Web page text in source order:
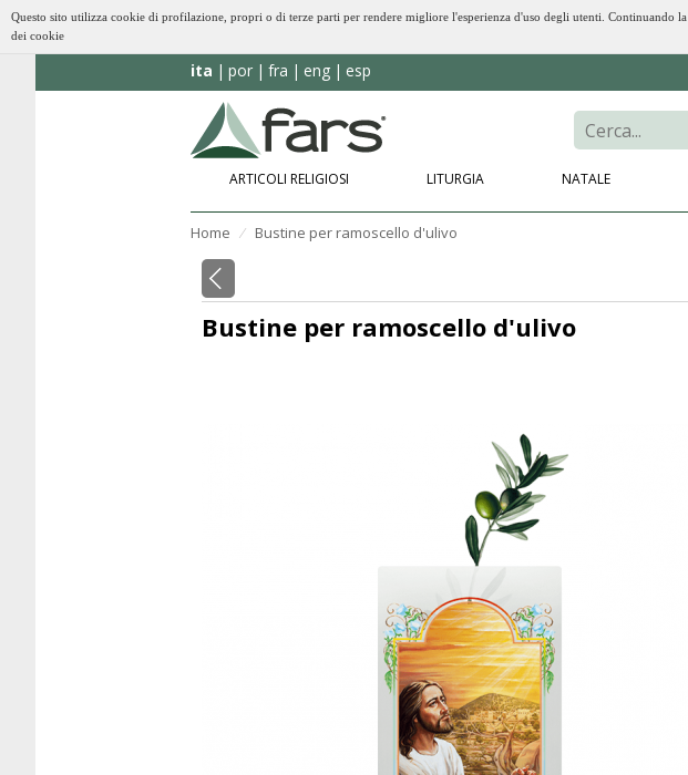
Questo sito utilizza cookie di profilazione, propri o di terze parti per rendere migliore l'esperienza d'uso degli utenti. Continuando
dei cookie
ita por fra eng esp
ARTICOLI RELIGIOSI LITURGIA NATALE
Home ⁄ Bustine per ramoscello d'ulivo
Bustine per ramoscello d'ulivo